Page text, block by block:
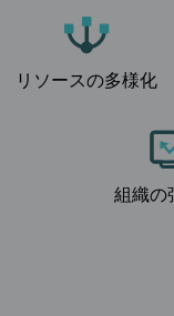
リソースの多様化
組織の